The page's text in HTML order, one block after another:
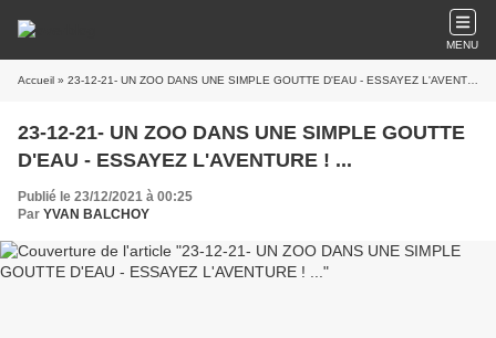
MENU
Accueil » 23-12-21- UN ZOO DANS UNE SIMPLE GOUTTE D'EAU - ESSAYEZ L'AVENTURE ! ...
23-12-21- UN ZOO DANS UNE SIMPLE GOUTTE
D'EAU - ESSAYEZ L'AVENTURE ! ...
Publié le 23/12/2021 à 00:25
Par YVAN BALCHOY